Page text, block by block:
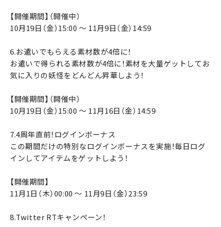
【開催期間】（開催中）
10月19日（金）15:00 ～ 11月9日（金）14:59
6.お遣いでもらえる素材数が4倍に！
お遣いで得られる素材数が4倍に！素材を大量ゲットしてお
気に入りの妖怪をどんどん昇華しよう！
【開催期間】（開催中）
10月19日（金）15:00 ～ 11月16日（金）14:59
7.4周年直前！ログインボーナス
この期間だけの特別なログインボーナスを実施！毎日ログ
インしてアイテムをゲットしよう！
【開催期間】
11月1日（木）00:00 ～ 11月9日（金）23:59
8.Twitter RTキャンペーン！